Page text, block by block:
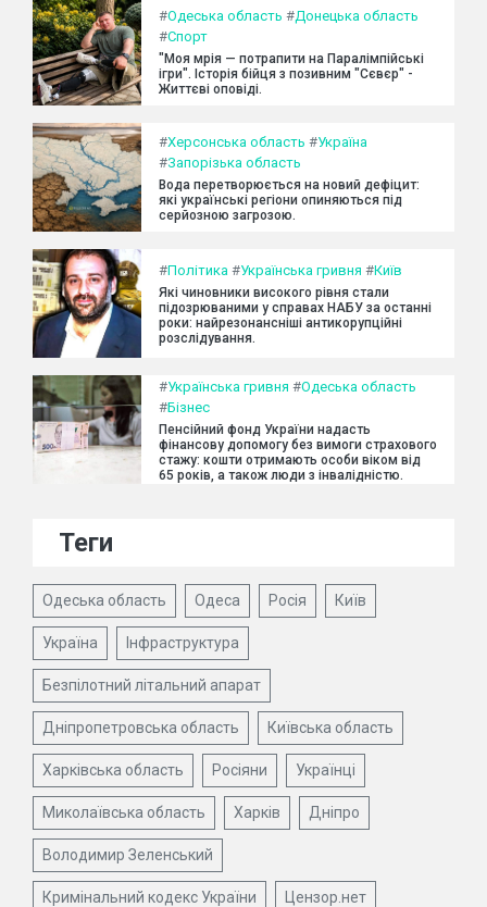
#Одеська область #Донецька область
#Спорт
"Моя мрія — потрапити на Паралімпійські
ігри". Історія бійця з позивним "Сєвєр" -
Життєві оповіді.
#Херсонська область #Україна
#Запорізька область
Вода перетворюється на новий дефіцит:
які українські регіони опиняються під
серйозною загрозою.
#Політика #Українська гривня #Київ
Які чиновники високого рівня стали
підозрюваними у справах НАБУ за останні
роки: найрезонансніші антикорупційні
розслідування.
#Українська гривня #Одеська область
#Бізнес
Пенсійний фонд України надасть
фінансову допомогу без вимоги страхового
стажу: кошти отримають особи віком від
65 років, а також люди з інвалідністю.
Теги
Одеська область Одеса Росія Київ
Україна Інфраструктура
Безпілотний літальний апарат
Дніпропетровська область Київська область
Харківська область Росіяни Українці
Миколаївська область Харків Дніпро
Володимир Зеленський
Кримінальний кодекс України Цензор.нет